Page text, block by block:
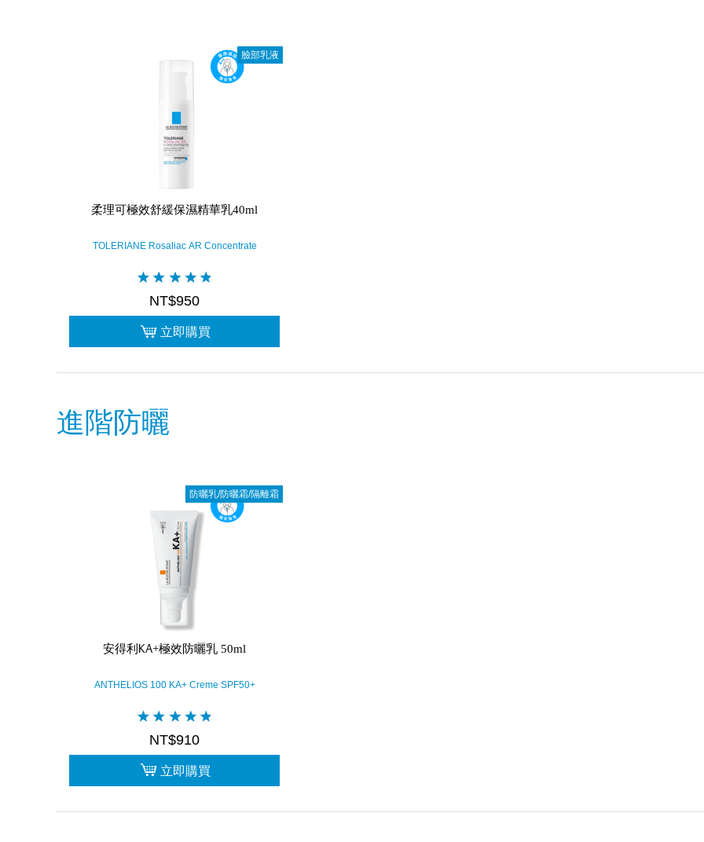
臉部乳液
柔理可極效舒緩保濕精華乳40ml
TOLERIANE Rosaliac AR Concentrate
NT$950
立即購買
進階防曬
防曬乳/防曬霜/隔離霜
安得利KA+極效防曬乳 50ml
ANTHELIOS 100 KA+ Creme SPF50+
NT$910
立即購買